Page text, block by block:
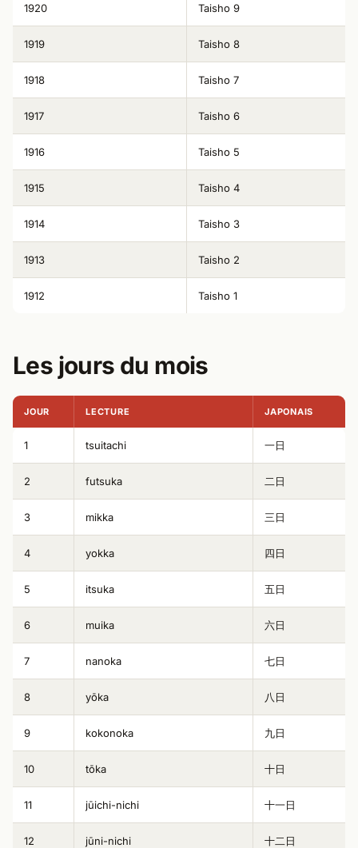
1920 Taisho 9
1919 Taisho 8
1918 Taisho 7
1917 Taisho 6
1916 Taisho 5
1915 Taisho 4
1914 Taisho 3
1913 Taisho 2
1912 Taisho 1
Les jours du mois
JOUR LECTURE JAPONAIS
1 tsuitachi 一日
2 futsuka 二日
3 mikka 三日
4 yokka 四日
5 itsuka 五日
6 muika 六日
7 nanoka 七日
8 yōka 八日
9 kokonoka 九日
10 tōka 十日
11 jūichi-nichi 十一日
12 jūni-nichi 十二日